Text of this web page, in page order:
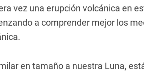
vez una erupción volcánica en
a comprender mejor los
en tamaño a nuestra Luna,